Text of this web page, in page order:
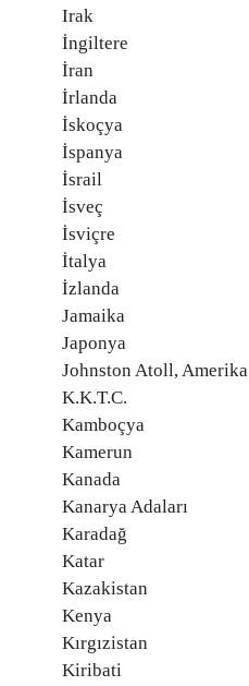
Irak
İngiltere
İran
İrlanda
İskoçya
İspanya
İsrail
İsveç
İsviçre
İtalya
İzlanda
Jamaika
Japonya
Johnston Atoll, Amerika
K.K.T.C.
Kamboçya
Kamerun
Kanada
Kanarya Adaları
Karadağ
Katar
Kazakistan
Kenya
Kırgızistan
Kiribati